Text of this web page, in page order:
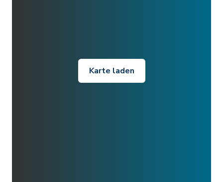
Karte laden